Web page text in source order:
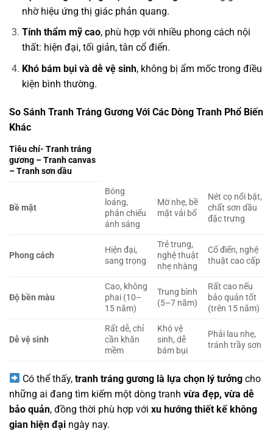
nhờ hiệu ứng thị giác phản quang.
Tính thẩm mỹ cao, phù hợp với nhiều phong cách nội
thất: hiện đại, tối giản, tân cổ điển.
Khó bám bụi và dễ vệ sinh, không bị ẩm mốc trong điều
kiện bình thường.
So Sánh Tranh Tráng Gương Với Các Dòng Tranh Phổ Biến
Khác
Tiêu chí- Tranh tráng
gương – Tranh canvas
– Tranh sơn dầu
Bề mặt
Bóng
loáng,
phản chiếu
ánh sáng
Mờ nhẹ, bề
mặt vải bố
Nét cọ nổi bật,
chất sơn dầu
đặc trưng
Phong cách
Hiện đại,
sang trọng
Trẻ trung,
nghệ thuật
nhẹ nhàng
Cổ điển, nghệ
thuật cao cấp
Độ bền màu
Cao, không
phai (10–
15 năm)
Trung bình
(5–7 năm)
Rất cao nếu
bảo quản tốt
(trên 15 năm)
Dễ vệ sinh
Rất dễ, chỉ
cần khăn
mềm
Khó vệ
sinh, dễ
bám bụi
Phải lau nhẹ,
tránh trầy sơn
Có thể thấy,tranh tráng gương là lựa chọn lý tưởng cho
những ai đang tìm kiếm một dòng tranh vừa đẹp, vừa dễ
bảo quản, đồng thời phù hợp với xu hướng thiết kế không
gian hiện đại ngày nay.